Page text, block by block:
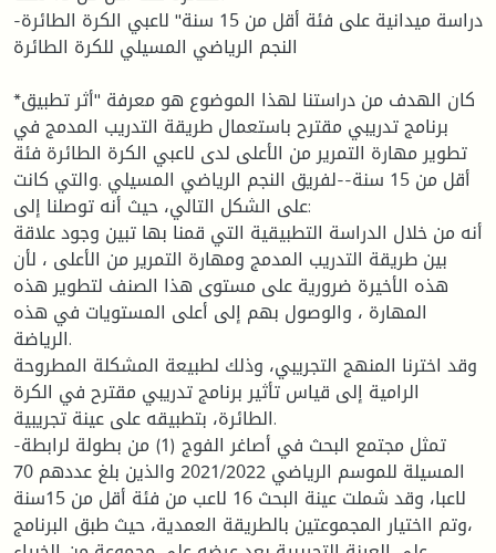
دراسة ميدانية على فئة أقل من 15 سنة" لاعبي الكرة الطائرة-
النجم الرياضي المسيلي للكرة الطائرة
*كان الهدف من دراستنا لهذا الموضوع هو معرفة "أثر تطبيق
برنامج تدريبي مقترح باستعمال طريقة التدريب المدمج في
تطوير مهارة التمرير من الأعلى لدى لاعبي الكرة الطائرة فئة
أقل من 15 سنة--لفريق النجم الرياضي المسيلي .والتي كانت
على الشكل التالي، حيث أنه توصلنا إلى:
أنه من خلال الدراسة التطبيقية التي قمنا بها تبين وجود علاقة
بين طريقة التدريب المدمج ومهارة التمرير من الأعلى ، لأن
هذه الأخيرة ضرورية على مستوى هذا الصنف لتطوير هذه
المهارة ، والوصول بهم إلى أعلى المستويات في هذه
الرياضة.
وقد اخترنا المنهج التجريبي، وذلك لطبيعة المشكلة المطروحة
الرامية إلى قياس تأثير برنامج تدريبي مقترح في الكرة
الطائرة، بتطبيقه على عينة تجريبية.
-تمثل مجتمع البحث في أصاغر الفوج (1) من بطولة لرابطة
المسيلة للموسم الرياضي 2021/2022 والذين بلغ عددهم 70
لاعبا، وقد شملت عينة البحث 16 لاعب من فئة أقل من 15سنة
،وتم ااختيار المجموعتين بالطريقة العمدية، حيث طبق البرنامج